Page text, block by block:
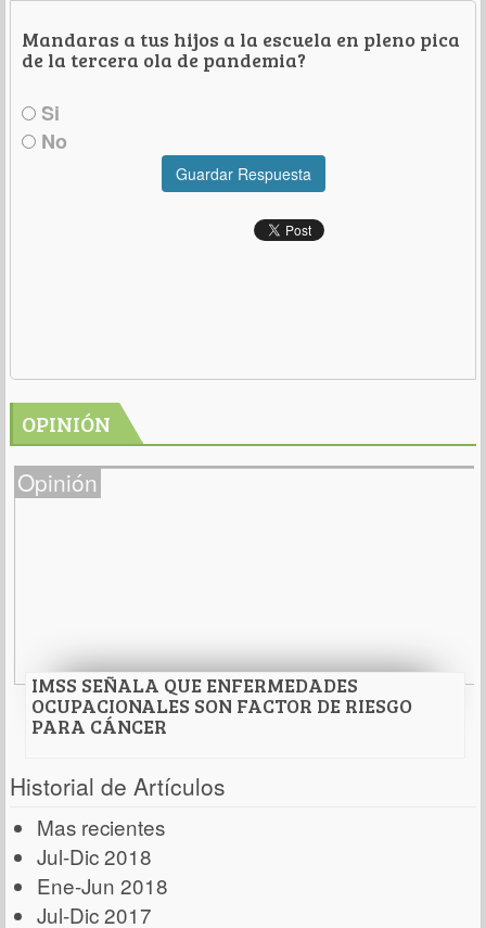
Mandaras a tus hijos a la escuela en pleno pica
de la tercera ola de pandemia?
Si
No
Guardar Respuesta
OPINIÓN
Opinión
IMSS SEÑALA QUE ENFERMEDADES
OCUPACIONALES SON FACTOR DE RIESGO
PARA CÁNCER
OCUPACIONALES SON FACTOR DE RIESGO PARA
* Se debe utilizar el material y el equipo adecuado
como medida preventiva.
Historial de Artículos
Mas recientes
Jul-Dic 2018
Ene-Jun 2018
Jul-Dic 2017